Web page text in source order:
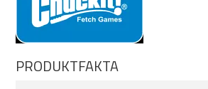
PRODUKTFAKTA